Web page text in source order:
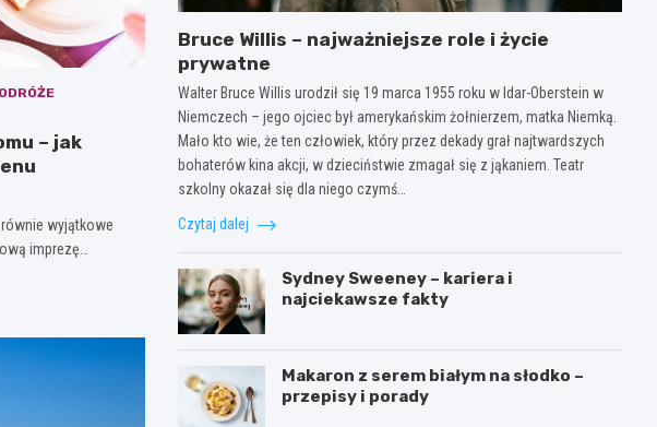
– jak
wyjątkowe
imprezę…
Bruce Willis – najważniejsze role i życie
prywatne
Walter Bruce Willis urodził się 19 marca 1955 roku w Idar-Oberstein w
Niemczech – jego ojciec był amerykańskim żołnierzem, matka Niemką.
Mało kto wie, że ten człowiek, który przez dekady grał najtwardszych
bohaterów kina akcji, w dzieciństwie zmagał się z jąkaniem. Teatr
szkolny okazał się dla niego czymś…
Czytaj dalej
Sydney Sweeney – kariera i
najciekawsze fakty
Makaron z serem białym na słodko –
przepisy i porady